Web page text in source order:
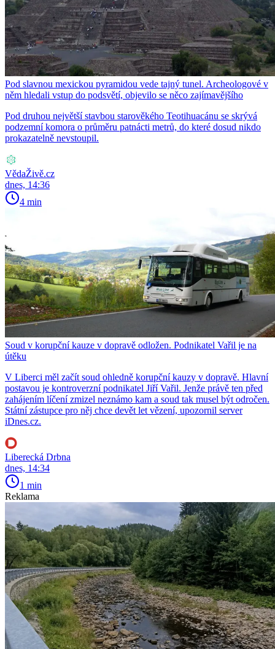
Pod slavnou mexickou pyramidou vede tajný tunel. Archeologové v
něm hledali vstup do podsvětí, objevilo se něco zajímavějšího
Pod druhou největší stavbou starověkého Teotihuacánu se skrývá
podzemní komora o průměru patnácti metrů, do které dosud nikdo
prokazatelně nevstoupil.
VědaŽivě.cz
dnes, 14:36
4 min
Soud v korupční kauze v dopravě odložen. Podnikatel Vařil je na
útěku
V Liberci měl začít soud ohledně korupční kauzy v dopravě. Hlavní
postavou je kontroverzní podnikatel Jiří Vařil. Jenže právě ten před
zahájením líčení zmizel neznámo kam a soud tak musel být odročen.
Státní zástupce pro něj chce devět let vězení, upozornil server
iDnes.cz.
Liberecká Drbna
dnes, 14:34
1 min
Reklama